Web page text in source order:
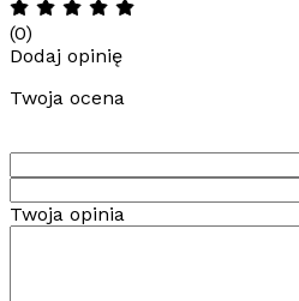
(0)
Dodaj opinię
Twoja ocena
Twoja opinia